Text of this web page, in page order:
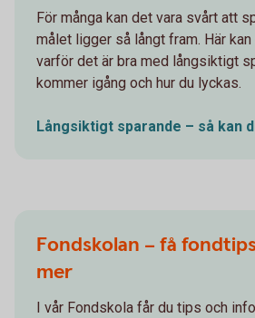
För många kan det vara svårt att
målet ligger så långt fram. Här
varför det är bra med långsiktigt
kommer igång och hur du lyckas.
Långsiktigt sparande – så kan
Fondskolan – få
mer
I vår Fondskola får du tips och